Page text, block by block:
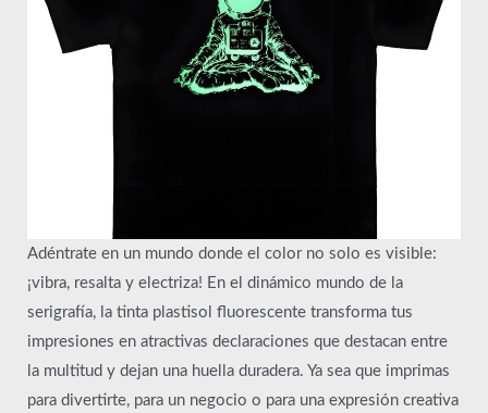
Adéntrate en un mundo donde el color no solo es visible:
¡vibra, resalta y electriza! En el dinámico mundo de la
serigrafía, la tinta plastisol fluorescente transforma tus
impresiones en atractivas declaraciones que destacan entre
la multitud y dejan una huella duradera. Ya sea que imprimas
para divertirte, para un negocio o para una expresión creativa